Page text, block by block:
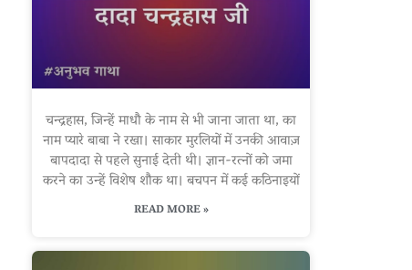
चन्द्रहास, जिन्हें माधौ के नाम से भी जाना जाता था, का
नाम प्यारे बाबा ने रखा। साकार मुरलियों में उनकी आवाज़
बापदादा से पहले सुनाई देती थी। ज्ञान-रत्नों को जमा
करने का उन्हें विशेष शौक था। बचपन में कई कठिनाइयों
READ MORE »